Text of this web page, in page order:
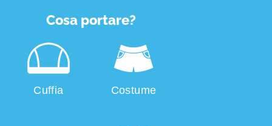
Cosa portare?
Cuffia Costume